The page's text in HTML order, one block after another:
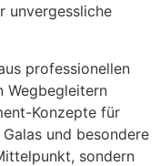
unvergessliche
professionellen
Wegbegleitern
Konzepte für
und besondere
sondern